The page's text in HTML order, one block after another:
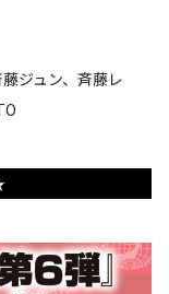
ジュン、斉藤レ